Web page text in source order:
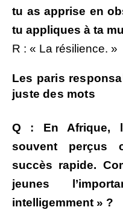
tu as apprise en
tu appliques à ta
R : « La résilience. »
Les paris
juste des mots
Q : En Afrique,
souvent perçus
succès rapide.
jeunes
intelligemment » ?